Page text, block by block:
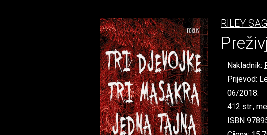
RILEY
Nakladnik:
Prijevod:
06/2018.
412 str.,
ISBN